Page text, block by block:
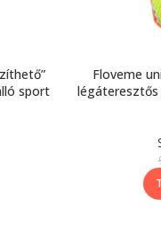
sport
Floveme